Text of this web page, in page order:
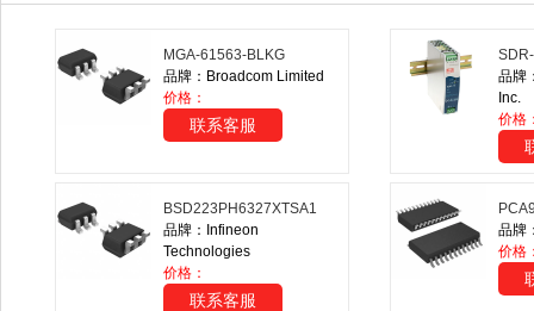
MGA-61563-BLKG
品牌：Broadcom Limited
价格：
联系客服
品牌
Inc.
价格
BSD223PH6327XTSA1
品牌：Infineon
Technologies
价格：
联系客服
品牌
价格